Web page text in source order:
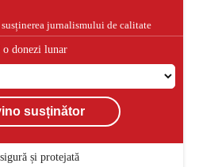
jurnalismului de calitate
o donezi lunar
susținător
și protejată